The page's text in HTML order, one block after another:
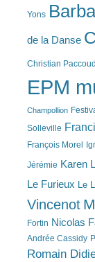
Yons
de la Danse
Christian Paccoud
EPM
Champollion
Solleville
François Morel
Jérémie Karen
Le Furieux Le
Vincenot
Fortin Nicolas
Andrée Cassidy
Romain